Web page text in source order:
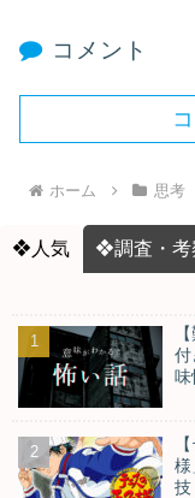
コメント
ホーム 思考
❖人気 ❖調査・考
付
味
様
技